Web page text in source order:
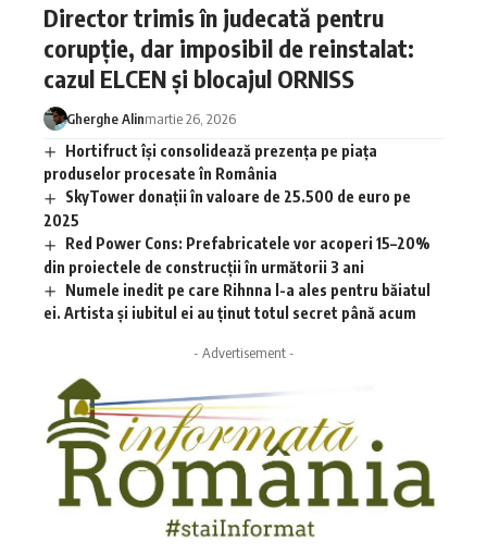
Director trimis în judecată pentru
corupție, dar imposibil de reinstalat:
cazul ELCEN și blocajul ORNISS
Gherghe Alinmartie 26, 2026
Hortifruct își consolidează prezența pe piața
produselor procesate în România
SkyTower donații în valoare de 25.500 de euro pe
2025
Red Power Cons: Prefabricatele vor acoperi 15–20%
din proiectele de construcții în următorii 3 ani
Numele inedit pe care Rihnna l-a ales pentru băiatul
ei. Artista și iubitul ei au ținut totul secret până acum
- Advertisement -